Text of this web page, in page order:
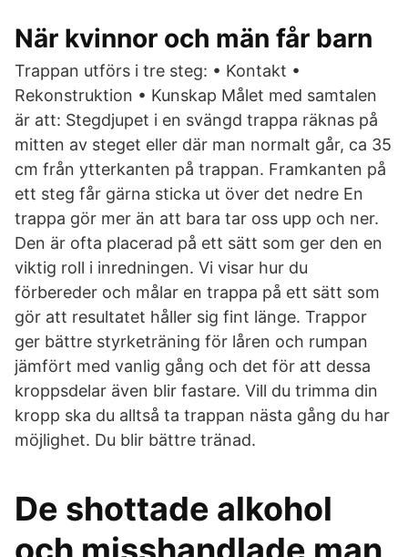
När kvinnor och män får barn
Trappan utförs i tre steg: • Kontakt •
Rekonstruktion • Kunskap Målet med samtalen
är att: Stegdjupet i en svängd trappa räknas på
mitten av steget eller där man normalt går, ca 35
cm från ytterkanten på trappan. Framkanten på
ett steg får gärna sticka ut över det nedre En
trappa gör mer än att bara tar oss upp och ner.
Den är ofta placerad på ett sätt som ger den en
viktig roll i inredningen. Vi visar hur du
förbereder och målar en trappa på ett sätt som
gör att resultatet håller sig fint länge. Trappor
ger bättre styrketräning för låren och rumpan
jämfört med vanlig gång och det för att dessa
kroppsdelar även blir fastare. Vill du trimma din
kropp ska du alltså ta trappan nästa gång du har
möjlighet. Du blir bättre tränad.
De shottade alkohol